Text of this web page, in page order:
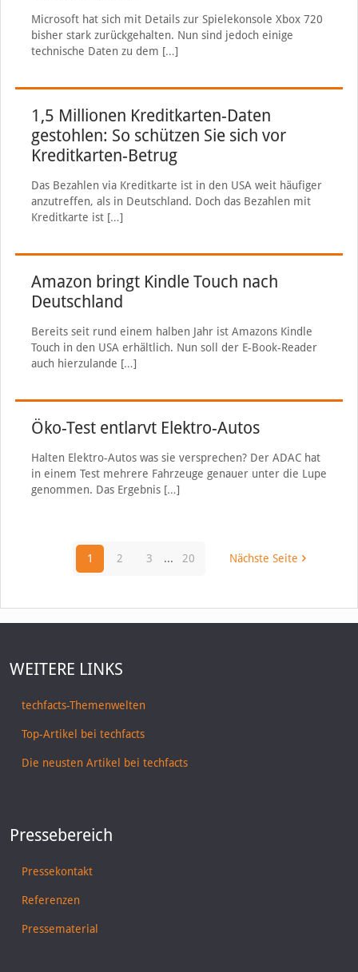
Microsoft hat sich mit Details zur Spielekonsole Xbox 720
bisher stark zurückgehalten. Nun sind jedoch einige
technische Daten zu dem […]
1,5 Millionen Kreditkarten-Daten
gestohlen: So schützen Sie sich vor
Kreditkarten-Betrug
Das Bezahlen via Kreditkarte ist in den USA weit häufiger
anzutreffen, als in Deutschland. Doch das Bezahlen mit
Kreditkarte ist[…]
Amazon bringt Kindle Touch nach
Deutschland
Bereits seit rund einem halben Jahr ist Amazons Kindle
Touch in den USA erhältlich. Nun soll der E-Book-Reader
auch hierzulande […]
Öko-Test entlarvt Elektro-Autos
Halten Elektro-Autos was sie versprechen? Der ADAC hat
in einem Test mehrere Fahrzeuge genauer unter die Lupe
genommen. Das Ergebnis[…]
1 2 3 ... 20 Nächste Seite
WEITERE LINKS
techfacts-Themenwelten
Top-Artikel bei techfacts
Die neusten Artikel bei techfacts
Pressebereich
Pressekontakt
Referenzen
Pressematerial